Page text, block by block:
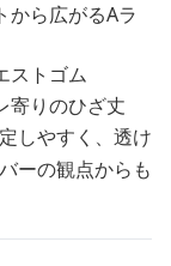
から広がるAラ
ストゴム
寄りのひざ丈
しやすく、透け
ーの観点からも